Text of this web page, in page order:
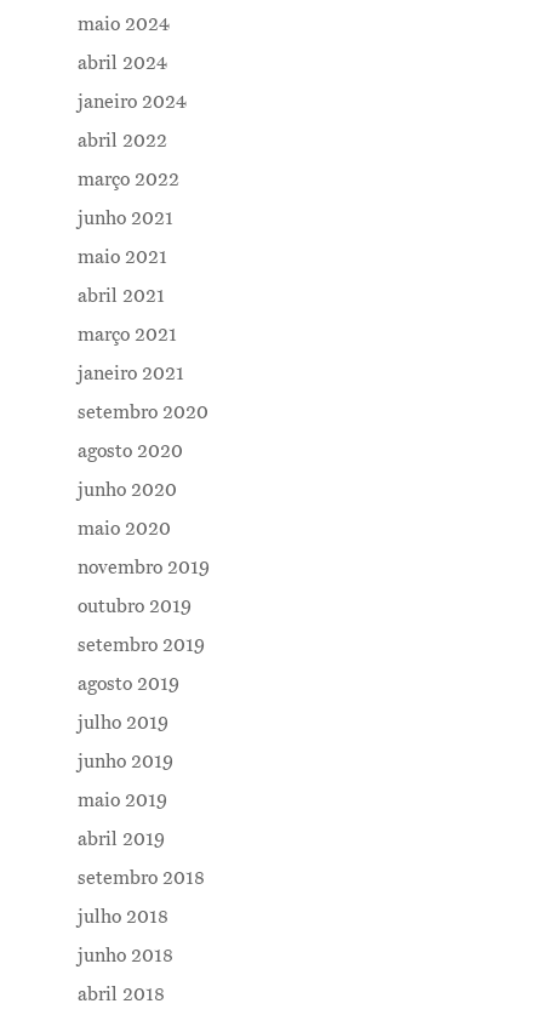
maio 2024
abril 2024
janeiro 2024
abril 2022
março 2022
junho 2021
maio 2021
abril 2021
março 2021
janeiro 2021
setembro 2020
agosto 2020
junho 2020
maio 2020
novembro 2019
outubro 2019
setembro 2019
agosto 2019
julho 2019
junho 2019
maio 2019
abril 2019
setembro 2018
julho 2018
junho 2018
abril 2018